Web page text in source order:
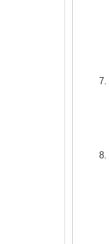
7.
8.